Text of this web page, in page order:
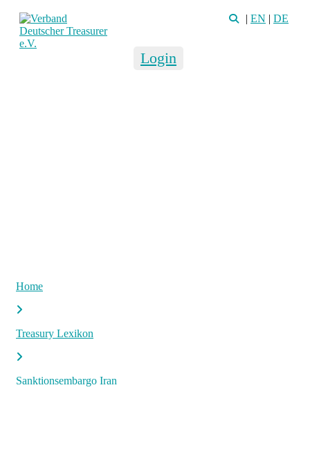
| EN | DE
Login
Home
Treasury Lexikon
Sanktionsembargo Iran